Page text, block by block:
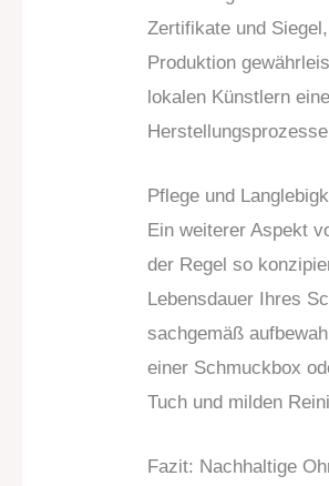
Zertifikate und
Produktion
lokalen Künstlern
Pflege und
Ein weiterer Aspekt
der Regel so
Lebensdauer Ihres
sachgemäß
einer Schmuckbox
Tuch und milden
Fazit: Nachhaltige